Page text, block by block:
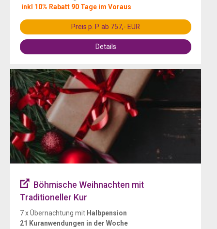
inkl 10% Rabatt 90 Tage im Voraus
Preis p. P. ab 757,- EUR
Details
Böhmische Weihnachten mit
Traditioneller Kur
7 x Übernachtung mit Halbpension
21 Kuranwendungen in der Woche